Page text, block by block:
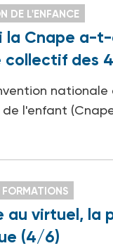
DE L'ENFANCE
la Cnape a-
collectif des
nationale
l'enfant
FORMATIONS
au virtuel, la
(4/6)